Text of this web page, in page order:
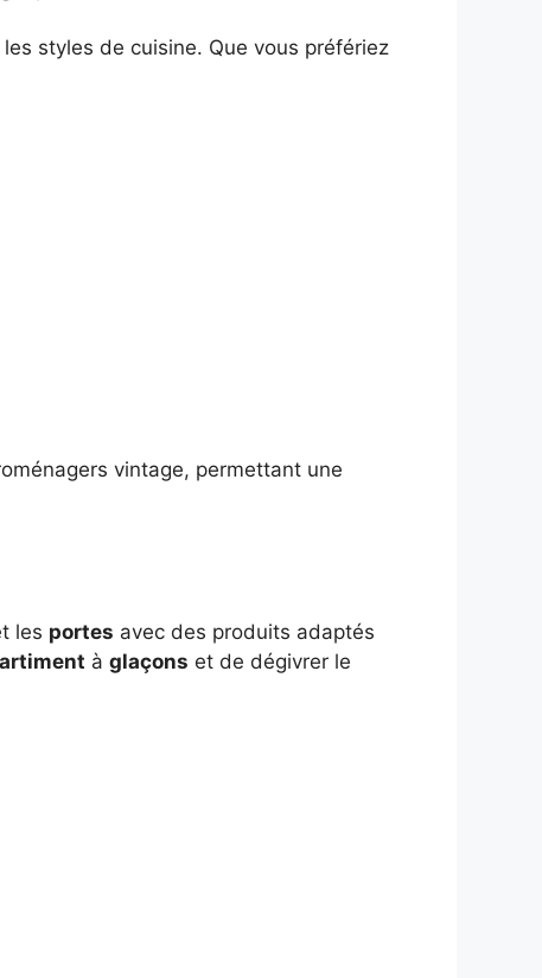
styles de cuisine. Que vous préfériez
vintage, permettant une
les portes avec des produits adaptés
à glaçons et de dégivrer le